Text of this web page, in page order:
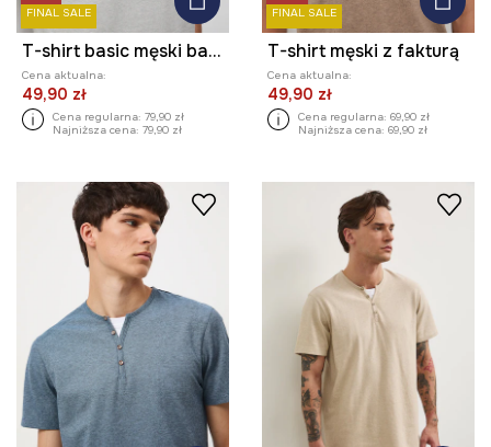
FINAL SALE
T-shirt basic męski bawełniany z elastanem
Cena aktualna:
49,90 zł
Cena regularna: 79,90 zł
Najniższa cena: 79,90 zł
FINAL SALE
T-shirt męski z fakturą
Cena aktualna:
49,90 zł
Cena regularna: 69,90 zł
Najniższa cena: 69,90 zł